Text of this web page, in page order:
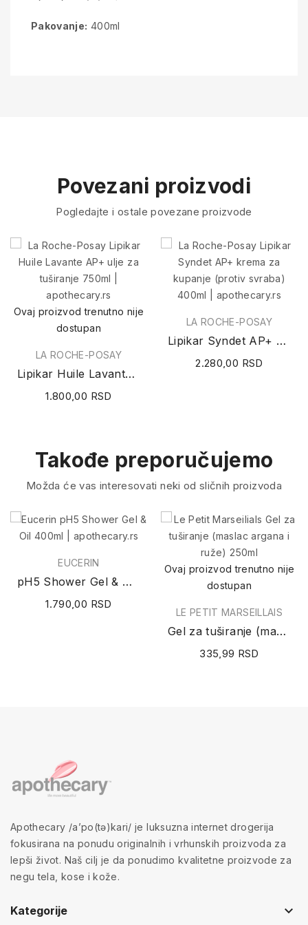
Pakovanje: 400ml
Povezani proizvodi
Pogledajte i ostale povezane proizvode
Ovaj proizvod trenutno nije
dostupan
LA ROCHE-POSAY
Lipikar Huile Lavante AP+ ulje za tuširanje 750ml
1.800,00 RSD
LA ROCHE-POSAY
Lipikar Syndet AP+ krema za kupanje (protiv...
2.280,00 RSD
Takođe preporučujemo
Možda će vas interesovati neki od sličnih proizvoda
EUCERIN
pH5 Shower Gel & Oil 400ml
1.790,00 RSD
Ovaj proizvod trenutno nije
dostupan
LE PETIT MARSEILLAIS
Gel za tuširanje (maslac argana i ruže) 250ml
335,99 RSD
Apothecary /a’po(tə)kari/ je luksuzna internet drogerija
fokusirana na ponudu originalnih i vrhunskih proizvoda za
lepši život. Naš cilj je da ponudimo kvalitetne proizvode za
negu tela, kose i kože.
Kategorije keyboard_arrow_down